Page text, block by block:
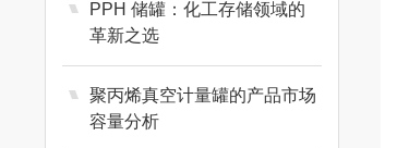
PPH 储罐：化工存储领域的
革新之选
聚丙烯真空计量罐的产品市场
容量分析